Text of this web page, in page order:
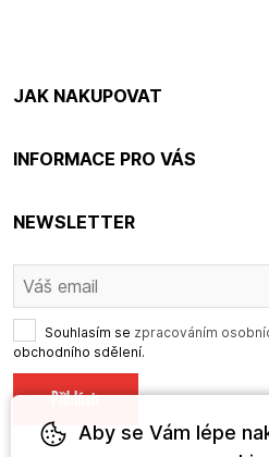
JAK NAKUPOVAT
INFORMACE PRO VÁS
NEWSLETTER
Souhlasím se zpracováním
obchodního sdělení.
Aby se Vám lépe